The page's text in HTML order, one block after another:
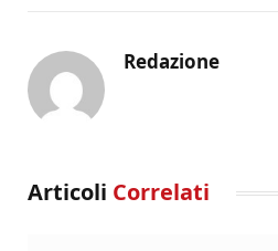
Redazione
Articoli Correlati